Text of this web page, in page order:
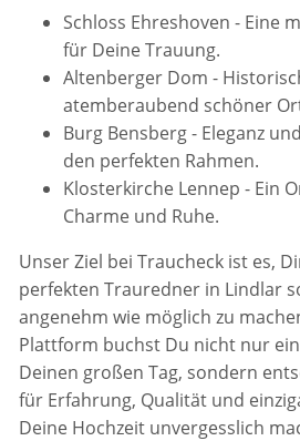
Schloss Ehreshoven - Eine
für Deine Trauung.
Altenberger Dom -
atemberaubend schöner
Burg Bensberg - Eleganz
den perfekten Rahmen.
Klosterkirche Lennep - Ein
Charme und Ruhe.
Unser Ziel bei Traucheck ist es,
perfekten Trauredner in Lindlar
angenehm wie möglich zu
Plattform buchst Du nicht nur
Deinen großen Tag, sondern
für Erfahrung, Qualität und
Deine Hochzeit unvergesslich